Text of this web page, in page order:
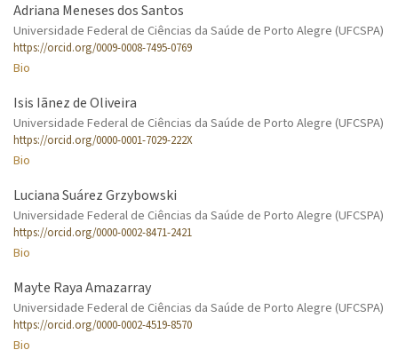
Adriana Meneses dos Santos
Universidade Federal de Ciências da Saúde de Porto Alegre (UFCSPA)
https://orcid.org/0009-0008-7495-0769
Bio
Isis Iãnez de Oliveira
Universidade Federal de Ciências da Saúde de Porto Alegre (UFCSPA)
https://orcid.org/0000-0001-7029-222X
Bio
Luciana Suárez Grzybowski
Universidade Federal de Ciências da Saúde de Porto Alegre (UFCSPA)
https://orcid.org/0000-0002-8471-2421
Bio
Mayte Raya Amazarray
Universidade Federal de Ciências da Saúde de Porto Alegre (UFCSPA)
https://orcid.org/0000-0002-4519-8570
Bio